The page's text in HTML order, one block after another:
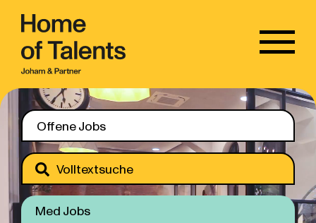
Offene Jobs
Volltextsuche
Med Jobs